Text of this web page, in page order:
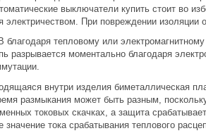
выключатели купить стоит во
электричеством. При повреждении изоляции
тепловому или
разрывается моментально благодаря
внутри изделия биметаллическая
размыкания может быть разным,
токовых скачках, а защита
тока срабатывания теплового